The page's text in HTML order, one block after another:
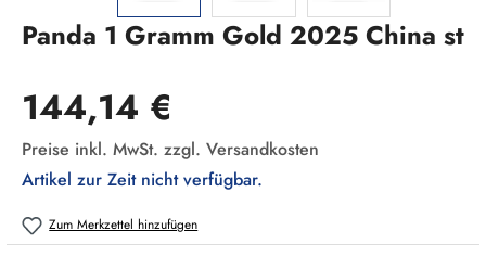
Panda 1 Gramm Gold 2025 China st
Regulärer Preis:
144,14 €
Preise inkl. MwSt. zzgl. Versandkosten
Artikel zur Zeit nicht verfügbar.
Zum Merkzettel hinzufügen